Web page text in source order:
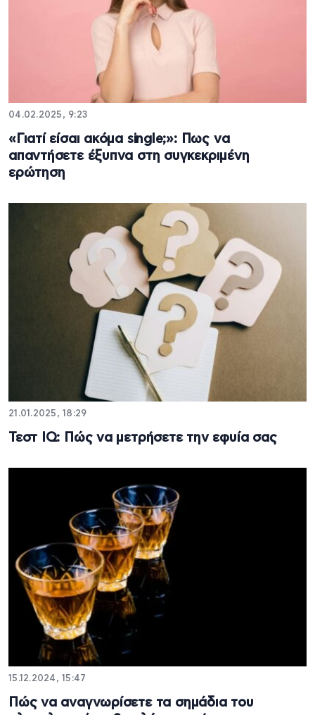
04.02.2025, 9:23
«Γιατί είσαι ακόμα single;»: Πως να
απαντήσετε έξυπνα στη συγκεκριμένη
ερώτηση
21.01.2025, 18:29
Τεστ IQ: Πώς να μετρήσετε την εφυία σας
15.12.2024, 15:47
Πώς να αναγνωρίσετε τα σημάδια του